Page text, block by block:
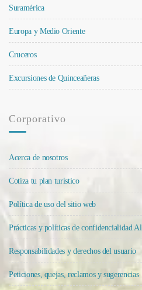
Suramérica
Europa y Medio Oriente
Cruceros
Excursiones de Quinceañeras
Corporativo
Acerca de nosotros
Cotiza tu plan turístico
Política de uso del sitio web
Prácticas y políticas de confidencialidad
Responsabilidades y derechos del usuario
Peticiones, quejas, reclamos y sugerencias